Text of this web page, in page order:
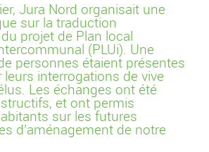
Jura Nord organisait une
sur la traduction
projet de Plan local
(PLUi). Une
personnes étaient présentes
leurs interrogations de vive
Les échanges ont été
et ont permis
sur les futures
d’aménagement de notre